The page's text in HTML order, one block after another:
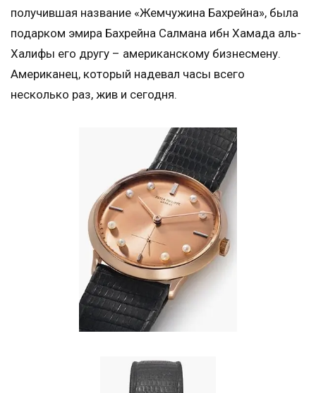
получившая название «Жемчужина Бахрейна», была
подарком эмира Бахрейна Салмана ибн Хамада аль-
Халифы его другу – американскому бизнесмену.
Американец, который надевал часы всего
несколько раз, жив и сегодня.